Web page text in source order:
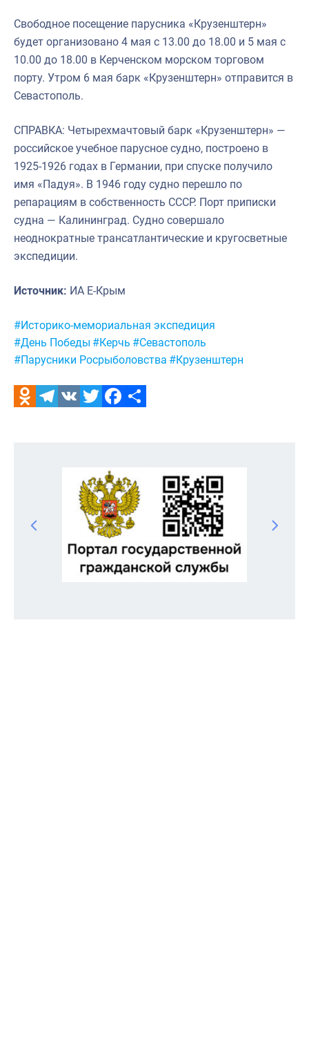
Свободное посещение парусника «Крузенштерн»
будет организовано 4 мая с 13.00 до 18.00 и 5 мая с
10.00 до 18.00 в Керченском морском торговом
порту. Утром 6 мая барк «Крузенштерн» отправится в
Севастополь.
СПРАВКА: Четырехмачтовый барк «Крузенштерн» —
российское учебное парусное судно, построено в
1925-1926 годах в Германии, при спуске получило
имя «Падуя». В 1946 году судно перешло по
репарациям в собственность СССР. Порт приписки
судна — Калининград. Судно совершало
неоднократные трансатлантические и кругосветные
экспедиции.
Источник: ИА Е-Крым
Метки:
#Историко-мемориальная экспедиция
#День Победы #Керчь #Севастополь
#Парусники Росрыболовства #Крузенштерн